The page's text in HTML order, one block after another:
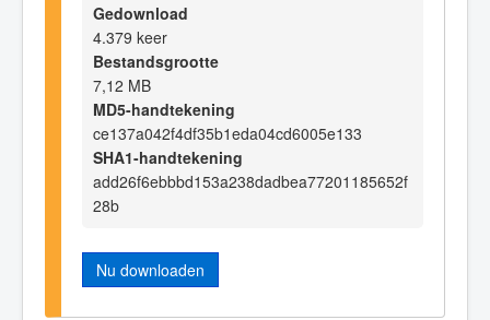
Gedownload
4.379 keer
Bestandsgrootte
7,12 MB
MD5-handtekening
ce137a042f4df35b1eda04cd6005e133
SHA1-handtekening
add26f6ebbbd153a238dadbea77201185652f
28b
Nu downloaden